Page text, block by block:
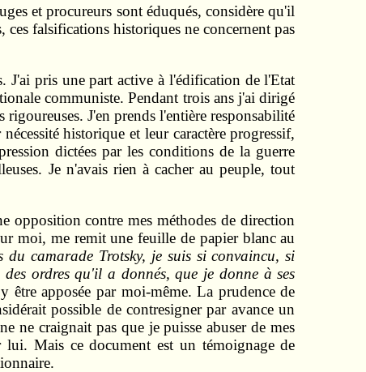
et procureurs sont éduqués, considère qu'il
falsifications historiques ne concernent pas
J'ai pris une part active à l'édification de l'Etat
communiste. Pendant trois ans j'ai dirigé
J'en prends l'entière responsabilité
historique et leur caractère progressif,
dictées par les conditions de la guerre
Je n'avais rien à cacher au peuple, tout
opposition contre mes méthodes de direction
moi, me remit une feuille de papier blanc au
camarade Trotsky, je suis si convaincu, si
ordres qu'il a donnés, que je donne à ses
être apposée par moi-même. La prudence de
possible de contresigner par avance un
ne craignait pas que je puisse abuser de mes
Mais ce document est un témoignage de